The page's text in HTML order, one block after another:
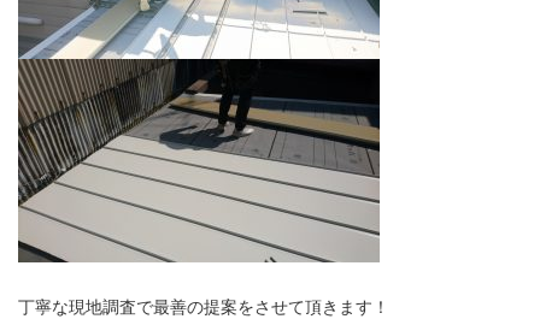
丁寧な現地調査で最善の提案をさせて頂きます！